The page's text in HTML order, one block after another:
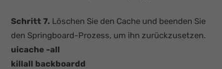
Schritt 7. Löschen Sie den Cache und beenden Sie
den Springboard-Prozess, um ihn zurückzusetzen.
uicache -all
killall backboardd